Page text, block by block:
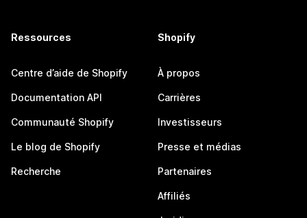
Ressources
Centre d’aide de Shopify
Documentation API
Communauté Shopify
Le blog de Shopify
Recherche
Shopify
À propos
Carrières
Investisseurs
Presse et médias
Partenaires
Affiliés